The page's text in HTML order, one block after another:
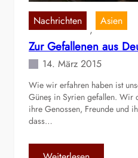
Nachrichten
,
Asien
Zur Gefallenen aus
14. März 2015
Wie wir erfahren haben ist
Güneş in Syrien gefallen. Wir
ihre Genossen, Freunde und
dass…